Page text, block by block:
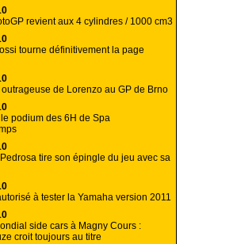
revient aux 4 cylindres / 1000 cm3
tourne définitivement la page
de Lorenzo au GP de Brno
le podium des 6H de Spa
tire son épingle du jeu avec sa
à tester la Yamaha version 2011
side cars à Magny Cours :
croit toujours au titre